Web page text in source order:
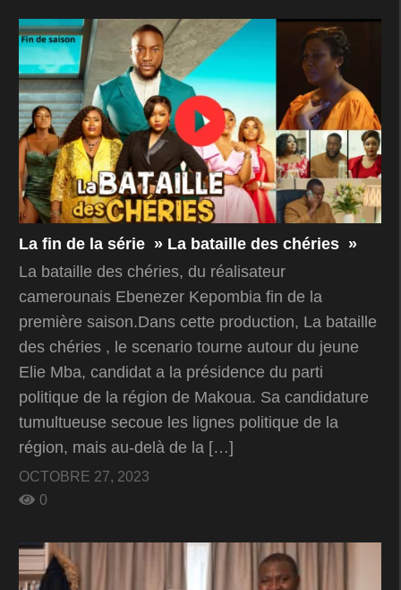
La fin de la série » La bataille des chéries »
La bataille des chéries, du réalisateur
camerounais Ebenezer Kepombia fin de la
première saison.Dans cette production, La bataille
des chéries , le scenario tourne autour du jeune
Elie Mba, candidat a la présidence du parti
politique de la région de Makoua. Sa candidature
tumultueuse secoue les lignes politique de la
région, mais au-delà de la […]
OCTOBRE 27, 2023
0